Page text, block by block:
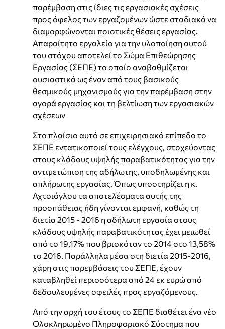
παρέμβαση στις ίδιες τις εργασιακές σχέσεις
προς όφελος των εργαζομένων ώστε σταδιακά να
διαμορφώνονται ποιοτικές θέσεις εργασίας.
Απαραίτητο εργαλείο για την υλοποίηση αυτού
του στόχου αποτελεί το Σώμα Επιθεώρησης
Εργασίας (ΣΕΠΕ) το οποίο αναβαθμίζεται
ουσιαστικά ως έναν από τους βασικούς
θεσμικούς μηχανισμούς για την παρέμβαση στην
αγορά εργασίας και τη βελτίωση των εργασιακών
σχέσεων
Στο πλαίσιο αυτό σε επιχειρησιακό επίπεδο το
ΣΕΠΕ εντατικοποιεί τους ελέγχους, στοχεύοντας
στους κλάδους υψηλής παραβατικότητας για την
αντιμετώπιση της αδήλωτης, υποδηλωμένης και
απλήρωτης εργασίας. Όπως υποστηρίζει η κ.
Αχτσιόγλου τα αποτελέσματα αυτής της
προσπάθειας ήδη γίνονται εμφανή, καθώς τη
διετία 2015 - 2016 η αδήλωτη εργασία στους
κλάδους υψηλής παραβατικότητας έχει μειωθεί
από το 19,17% που βρισκόταν το 2014 στο 13,58%
το 2016. Παράλληλα μέσα στη διετία 2015-2016,
χάρη στις παρεμβάσεις του ΣΕΠΕ, έχουν
καταβληθεί περισσότερα από 24 εκ ευρώ από
δεδουλευμένες οφειλές προς εργαζόμενους.
Από την αρχή του έτους το ΣΕΠΕ διαθέτει ένα νέο
Ολοκληρωμένο Πληροφοριακό Σύστημα που